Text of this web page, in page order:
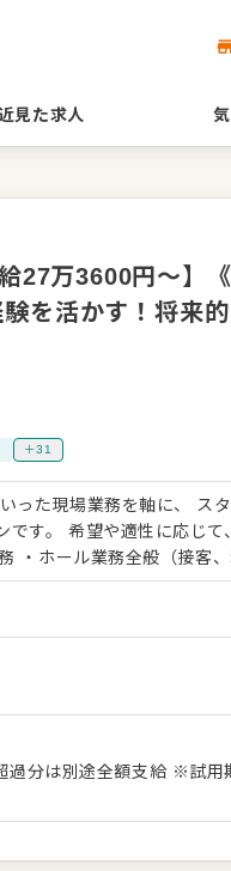
見た求人
万3600円～】《
を活かす！将来
＋31
です。 希望や適性に応じて
） ・清掃・衛生管理の徹
・SNS更新やイベント企
、 「また来
える職場」を目指して、
※試用期間：6か月（条件に